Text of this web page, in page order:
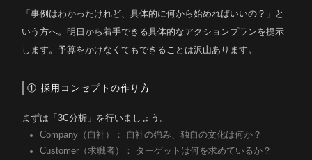
「事例はわかったけれど、具体的に何から始めればいいの？」と
いう方へ。明日から着手できる具体的なアクションプランを提示
します。予算をかけなくてもできることは沢山あります。
① 採用コンセプトの作り方
まずは「3C分析」を行いましょう。
Company（自社）： 自社の強み、独自の文化は何か？
Customer（求職者）： ターゲットは何を求めているか？